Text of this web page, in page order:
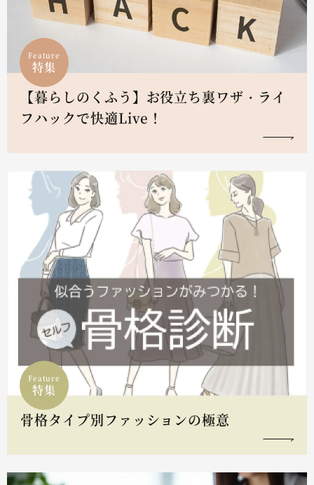
Feature
特集
【暮らしのくふう】お役立ち裏ワザ・ライ
フハックで快適Live！
Feature
特集
骨格タイプ別ファッションの極意